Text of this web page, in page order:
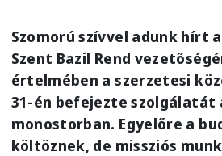
Szomorú szívvel adunk hírt
Szent Bazil Rend
értelmében a szerzetesi
31-én befejezte szolgálatát
monostorban. Egyelőre a
költöznek, de missziós